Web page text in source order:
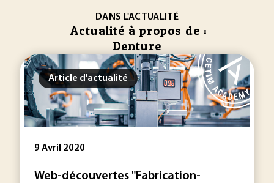
DANS L'ACTUALITÉ
Actualité à propos de :
Denture
Article d'actualité
9 Avril 2020
Web-découvertes "Fabrication-